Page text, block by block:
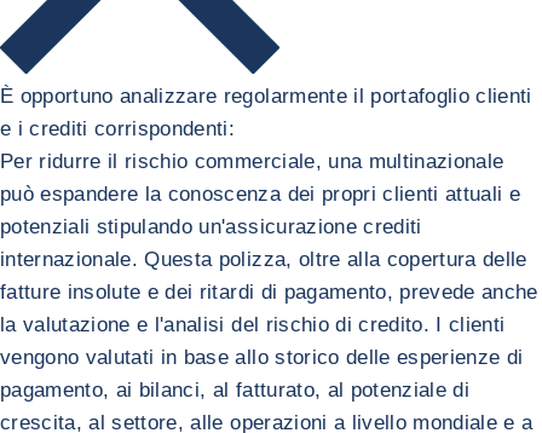
È opportuno analizzare regolarmente il portafoglio clienti
e i crediti corrispondenti:
Per ridurre il rischio commerciale, una multinazionale
può espandere la conoscenza dei propri clienti attuali e
potenziali stipulando un'assicurazione crediti
internazionale. Questa polizza, oltre alla copertura delle
fatture insolute e dei ritardi di pagamento, prevede anche
la valutazione e l'analisi del rischio di credito. I clienti
vengono valutati in base allo storico delle esperienze di
pagamento, ai bilanci, al fatturato, al potenziale di
crescita, al settore, alle operazioni a livello mondiale e a